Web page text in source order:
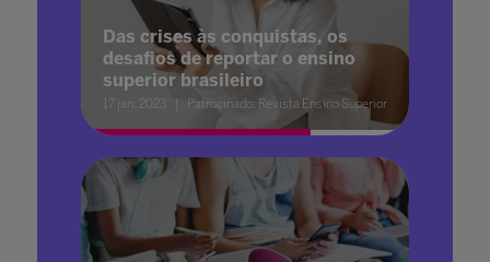
Das crises às conquistas, os
desafios de reportar o ensino
superior brasileiro
17 jan. 2023 Patrocinado: Revista Ensino Superior